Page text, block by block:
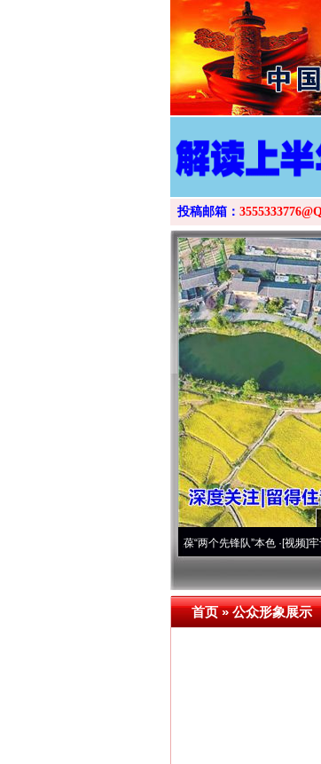
投稿邮箱：
永葆“两个先锋队”本色·[视频]牢记初心使
首页»公众形象展示